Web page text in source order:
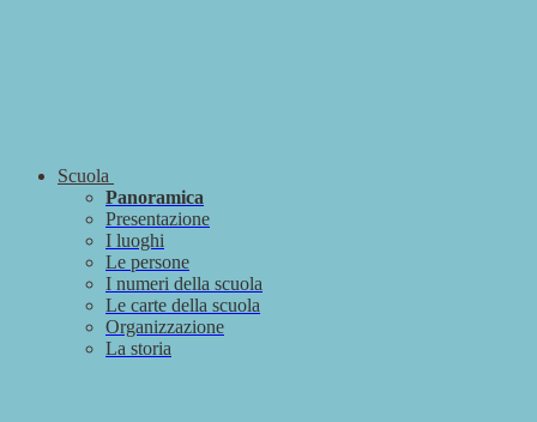
Scuola
Panoramica
Presentazione
I luoghi
Le persone
I numeri della scuola
Le carte della scuola
Organizzazione
La storia